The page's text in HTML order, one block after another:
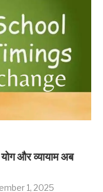
और व्यायाम अब
1, 2025